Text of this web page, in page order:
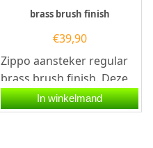
brass brush finish
€39,90
Zippo aansteker regular
brass brush finish. Deze
Zippo aansteker heeft
een geborsteld messing...
In winkelmand